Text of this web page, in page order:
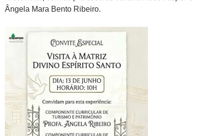
Ângela Mara Bento Ribeiro.